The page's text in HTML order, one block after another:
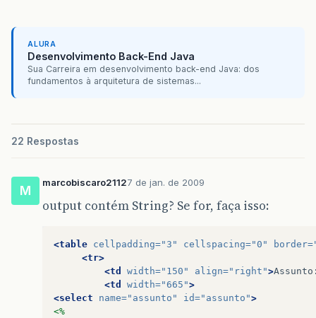
ALURA
Desenvolvimento Back-End Java
Sua Carreira em desenvolvimento back-end Java: dos
fundamentos à arquitetura de sistemas...
22 Respostas
M
marcobiscaro21127 de jan. de 2009
output contém String? Se for, faça isso:
<table cellpadding="3" cellspacing="0" border=
<tr>
<td
width="150" align="right">
<td
width="665">
<select
name="assunto" id="assunto">
<%